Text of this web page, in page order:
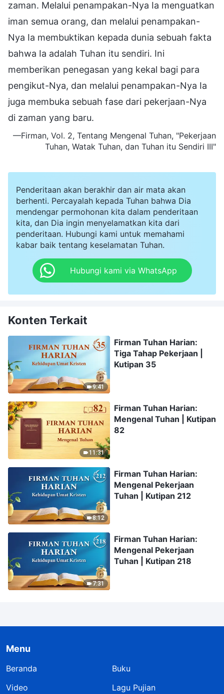
zaman. Melalui penampakan-Nya Ia menguatkan
iman semua orang, dan melalui penampakan-
Nya Ia membuktikan kepada dunia sebuah fakta
bahwa Ia adalah Tuhan itu sendiri. Ini
memberikan penegasan yang kekal bagi para
pengikut-Nya, dan melalui penampakan-Nya Ia
juga membuka sebuah fase dari pekerjaan-Nya
di zaman yang baru.
—Firman, Vol. 2, Tentang Mengenal Tuhan, "Pekerjaan
Tuhan, Watak Tuhan, dan Tuhan itu Sendiri III"
Penderitaan akan berakhir dan air mata akan
berhenti. Percayalah kepada Tuhan bahwa Dia
mendengar permohonan kita dalam penderitaan
kita, dan Dia ingin menyelamatkan kita dari
penderitaan. Hubungi kami untuk memahami
kabar baik tentang keselamatan Tuhan.
Hubungi kami via WhatsApp
Konten Terkait
9:41
Firman Tuhan Harian:
Tiga Tahap Pekerjaan |
Kutipan 35
11:31
Firman Tuhan Harian:
Mengenal Tuhan | Kutipan
82
8:12
Firman Tuhan Harian:
Mengenal Pekerjaan
Tuhan | Kutipan 212
7:31
Firman Tuhan Harian:
Mengenal Pekerjaan
Tuhan | Kutipan 218
Menu
Beranda
Buku
Video
Lagu Pujian